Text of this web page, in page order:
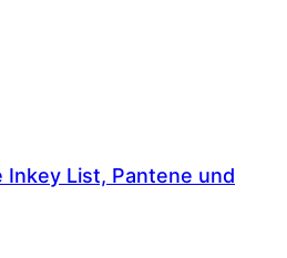
List, Pantene und